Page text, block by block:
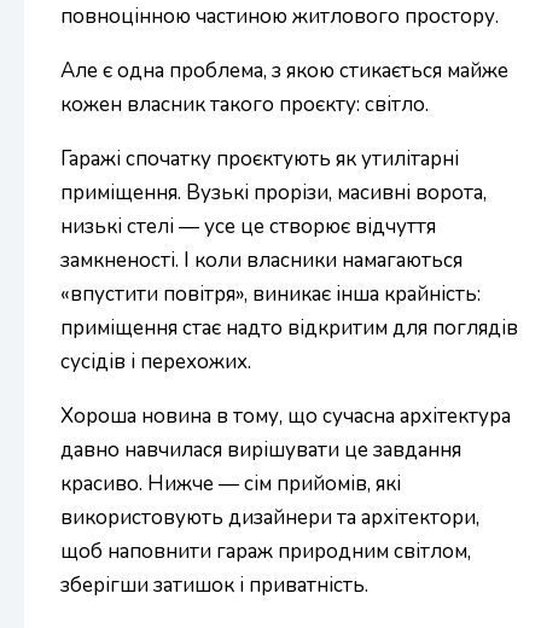
повноцінною частиною житлового простору.
Але є одна проблема, з якою стикається майже
кожен власник такого проєкту: світло.
Гаражі спочатку проєктують як утилітарні
приміщення. Вузькі прорізи, масивні ворота,
низькі стелі — усе це створює відчуття
замкненості. І коли власники намагаються
«впустити повітря», виникає інша крайність:
приміщення стає надто відкритим для поглядів
сусідів і перехожих.
Хороша новина в тому, що сучасна архітектура
давно навчилася вирішувати це завдання
красиво. Нижче — сім прийомів, які
використовують дизайнери та архітектори,
щоб наповнити гараж природним світлом,
зберігши затишок і приватність.